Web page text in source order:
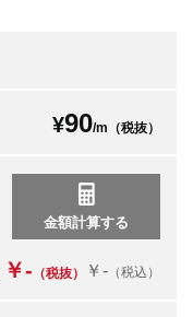
¥90/m（税抜）
￥- （税抜） ￥- （税込）